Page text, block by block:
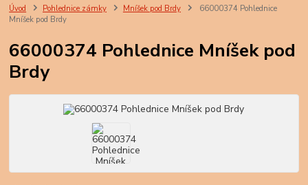
Úvod Pohlednice zámky Mníšek pod Brdy
66000374 Pohlednice
Mníšek pod Brdy
66000374 Pohlednice Mníšek pod
Brdy